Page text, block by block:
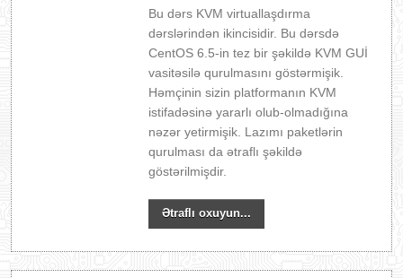
Bu dərs KVM virtuallaşdırma
dərslərindən ikincisidir. Bu dərsdə
CentOS 6.5-in tez bir şəkildə KVM GUİ
vasitəsilə qurulmasını göstərmişik.
Həmçinin sizin platformanın KVM
istifadəsinə yararlı olub-olmadığına
nəzər yetirmişik. Lazımı paketlərin
qurulması da ətraflı şəkildə
göstərilmişdir.
Ətraflı oxuyun...